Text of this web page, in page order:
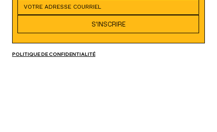
S'INSCRIRE
POLITIQUE DE CONFIDENTIALITÉ